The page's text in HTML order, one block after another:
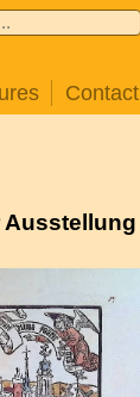
Contact
Ausstellung